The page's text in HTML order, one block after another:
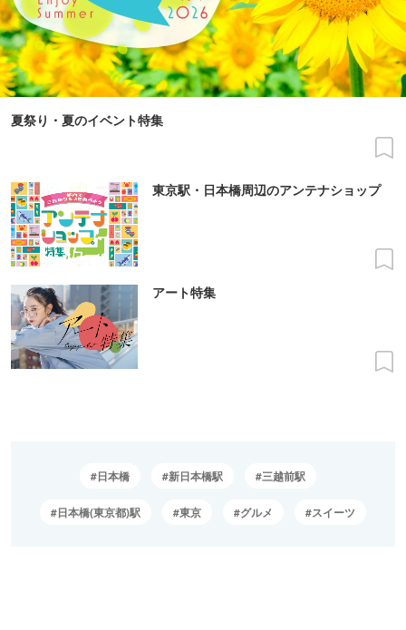
夏祭り・夏のイベント特集
東京駅・日本橋周辺のアンテナショップ
アート特集
日本橋 新日本橋駅 三越前駅
日本橋(東京都)駅 東京 グルメ スイーツ